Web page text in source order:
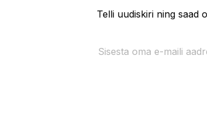
Telli uudiskiri ning saad